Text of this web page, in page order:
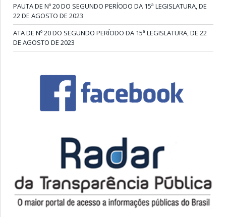
PAUTA DE Nº 20 DO SEGUNDO PERÍODO DA 15ª LEGISLATURA, DE
22 DE AGOSTO DE 2023
ATA DE Nº 20 DO SEGUNDO PERÍODO DA 15ª LEGISLATURA, DE 22
DE AGOSTO DE 2023